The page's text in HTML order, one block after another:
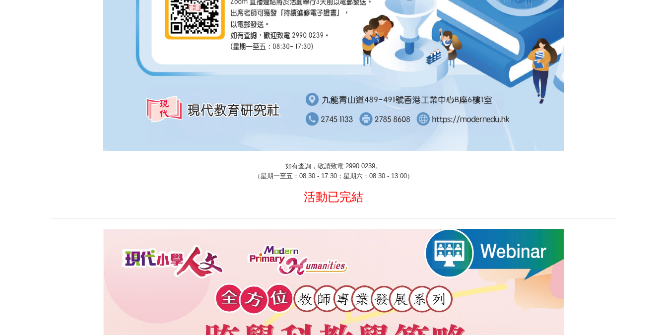
如有查詢，敬請致電 2990 0239。
（星期一至五： 08:30 - 17:30；星期六： 08:30 - 13:00）
活動已完結